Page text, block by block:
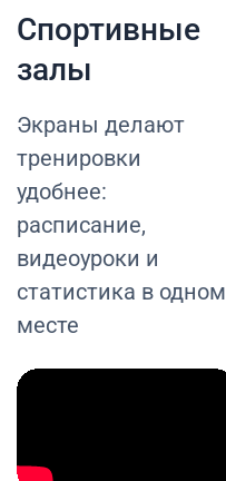
Спортивные
залы
Экраны делают
тренировки
удобнее:
расписание,
видеоуроки и
статистика в одном
месте